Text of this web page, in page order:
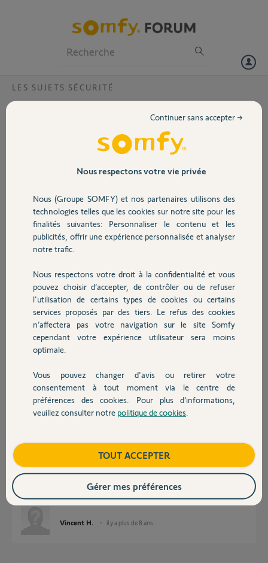
Volet
Sécurité
Domotique
Chauffage
Autres produits
Devis avec un pro
Contact
LES SUJETS SÉCURITÉ
Reconfiguration de mon compte
Bonjour. J'ai manifestement perdu un des éléments me permettant
de me connnecter à mon compte (adresse mail je pense). Comment
puis-je reconfigurer le mode de connexion à mon compte ? NDLR :
fonctionne parfaitement en connexion locale). Si un Yellow pouvait
m'aider, ce serait parfait. Merci
Vincent H.
il y a plus de 8 ans
Réponses
Bonjour Vincent,
avoir besoin du numéro d'identification de votre Centrale/Transmetteur.
Il s'agit d'un numéro à six chiffres commençant par un 5 ou un 6 que
vous trouverez dans votre Liste des éléments.
Bonne journée,
Thomas M. il y a plus de 8 ans
Bonjour Thomas M. Ma centrale est 524049. Cordialement
Vincent H. il y a plus de 8 ans
Nous respectons votre vie privée
Nous (Groupe SOMFY) et nos partenaires utilisons des
technologies telles que les cookies sur notre site pour les
finalités suivantes: Personnaliser le contenu et les
publicités, offrir une expérience personnalisée et analyser
notre trafic.
Nous respectons votre droit à la confidentialité et vous
pouvez choisir d’accepter, de contrôler ou de refuser
l'utilisation de certains types de cookies ou certains
services proposés par des tiers. Le refus des cookies
n’affectera pas votre navigation sur le site Somfy
cependant votre expérience utilisateur sera moins
optimale.
Vous pouvez changer d'avis ou retirer votre
consentement à tout moment via le centre de
préférences des cookies. Pour plus d’informations,
veuillez consulter notre politique de cookies
Continuer sans accepter →
TOUT ACCEPTER
Gérer mes préférences